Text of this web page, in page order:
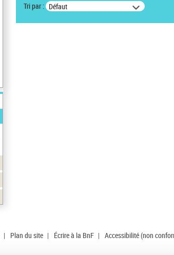
Tri par : Défaut
| Plan du site | Écrire à la BnF | Accessibilité (non